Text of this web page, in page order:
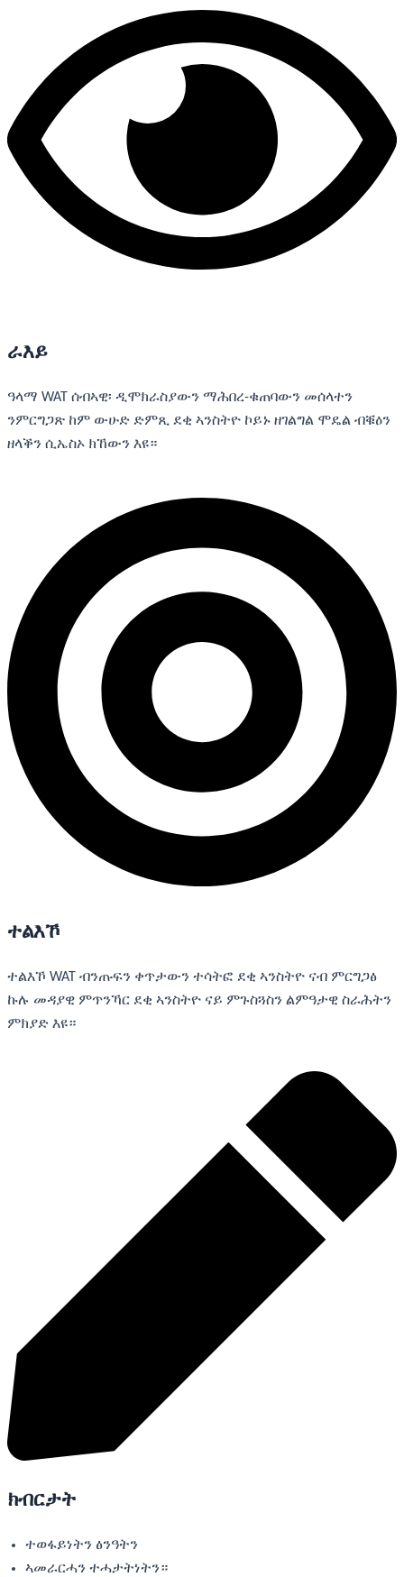
ራእይ
ዓላማ WAT ሰብኣዊ፡ ዲሞክራስያውን ማሕበረ-ቁጠባውን መሰላተን
ንምርግጋጽ ከም ውሁድ ድምጺ ደቂ ኣንስትዮ ኮይኑ ዘገልግል ሞዴል ብቑዕን
ዘላቕን ሲኤስኦ ክኸውን እዩ።
ተልእኾ
ተልእኾ WAT ብንጡፍን ቀጥታውን ተሳትፎ ደቂ ኣንስትዮ ናብ ምርግጋፅ
ኩሉ መዳያዊ ምጥንኻር ደቂ ኣንስትዮ ናይ ምጉስጓስን ልምዓታዊ ስራሕትን
ምክያድ እዩ።
ክብርታት
ተወፋይነትን ፅንዓትን
ኣመራርሓን ተሓታትነትን።